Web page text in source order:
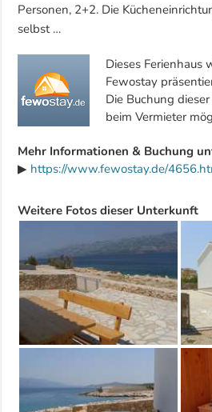
Personen, 2+2. Die
selbst …
Dieses Ferienhaus
Fewostay
Die Buchung
beim Vermieter
Mehr Informationen & Buchung
▶ https://www.fewostay.de/
Weitere Fotos dieser Unterkunft